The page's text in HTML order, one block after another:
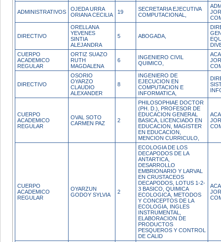
ADMINISTRATIVOS
OJEDA URRA
ORIANA CECILIA
19
SECRETARIA EJECUTIVA
COMPUTACIONAL,
DIRECTIVO
ORELLANA
YEVENES
SINTIA
ALEJANDRA
5 ABOGADA,
CUERPO
ACADEMICO
REGULAR
ORTIZ SUAZO
RUTH
MAGDALENA
6
INGENIERO CIVIL
QUIMICO,
DIRECTIVO
OSORIO
OYARZO
CLAUDIO
ALEXANDER
8
INGENIERO DE
EJECUCION EN
COMPUTACION E
INFORMATICA,
CUERPO
ACADEMICO
REGULAR
OVAL SOTO
CARMEN PAZ
2
PHILOSOPHIAE DOCTOR
(PH. D.), PROFESOR DE
EDUCACION GENERAL
BASICA, LICENCIADO EN
EDUCACION, MAGISTER
EN EDUCACION,
MENCION CURRICULO,
CUERPO
ACADEMICO
REGULAR
OYARZUN
GODOY SYLVIA
2
ECOLOGIA DE LOS
DECAPODOS DE LA
ANTARTICA,
DESARROLLO
EMBRIONARIO Y LARVAL
EN CRUSTACEOS
DECAPODOS, LOTUS 1-2-
3 BASICO, QUIMICA
ECOLOGICA, METODOS
Y CONCEPTOS DE LA
ECOLOGIA, INGLES
INSTRUMENTAL,
ELABORACION DE
PRODUCTOS
PESQUEROS Y CONTROL
DE CALID